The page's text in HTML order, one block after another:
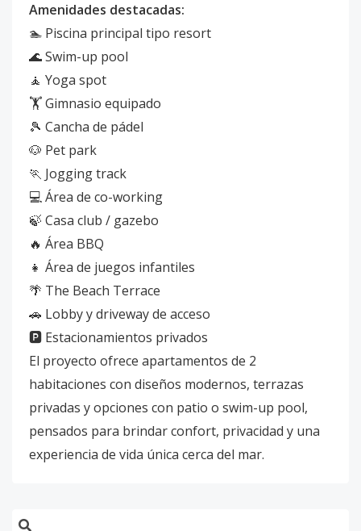
Amenidades destacadas:
🏊 Piscina principal tipo resort
🌊 Swim-up pool
🧘 Yoga spot
🏋️ Gimnasio equipado
🎾 Cancha de pádel
🐶 Pet park
🏃 Jogging track
💻 Área de co-working
🍃 Casa club / gazebo
🔥 Área BBQ
👧 Área de juegos infantiles
🌴 The Beach Terrace
🚗 Lobby y driveway de acceso
🅿️ Estacionamientos privados
El proyecto ofrece apartamentos de 2
habitaciones con diseños modernos, terrazas
privadas y opciones con patio o swim-up pool,
pensados para brindar confort, privacidad y una
experiencia de vida única cerca del mar.